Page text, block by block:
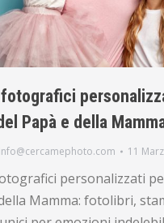
Papà e della
info@cercamephoto.com 11
personalizzati
Mamma: fotolibri,